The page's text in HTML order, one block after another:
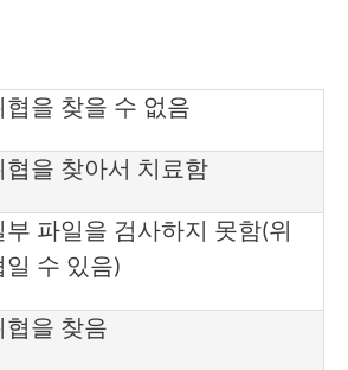
협을 찾을 수 없음
협을 찾아서 치료함
부 파일을 검사하지 못함(위
일 수 있음)
협을 찾음